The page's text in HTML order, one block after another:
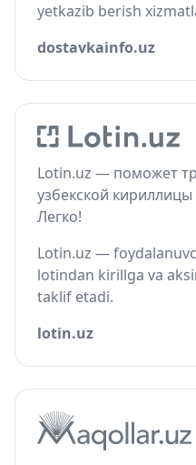
yetkazib berish
dostavkainfo.uz
Lotin.uz — поможет
узбекской
Легко!
Lotin.uz —
lotindan kirillga va
taklif etadi.
lotin.uz